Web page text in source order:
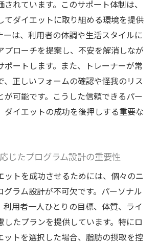
れています。このサポート体制は、
てダイエットに取り組める環境を提供
ーは、利用者の体調や生活スタイルに
プローチを提案し、不安を解消しなが
ポートします。また、トレーナーが常
、正しいフォームの確認や怪我のリス
が可能です。こうした信頼できるパー
ダイエットの成功を後押しする重要な
じたプログラム設計の重要性
ットを成功させるためには、個々のニ
グラム設計が不可欠です。パーソナル
利用者一人ひとりの目標、体質、ライ
したプランを提供しています。特にロ
ットを選択した場合、脂肪の摂取を控